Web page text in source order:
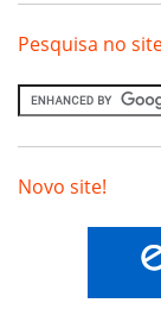
Pesquisa no
Novo site!